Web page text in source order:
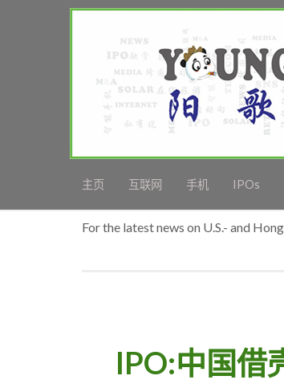
主页 互联网 手机 IPOs
For the latest news on U.S.- and
IPO:中国借